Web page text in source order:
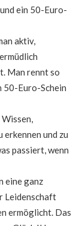
ein 50-Euro-
aktiv,
Man rennt so
50-Euro-Schein
erkennen und zu
passiert, wenn
eine ganz
Leidenschaft
ermöglicht. Das